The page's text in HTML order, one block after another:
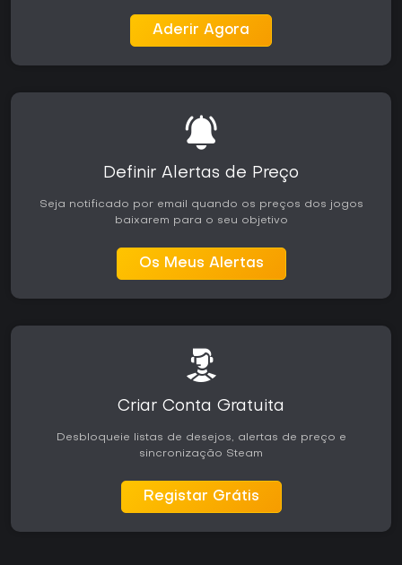
Aderir Agora
Definir Alertas de Preço
Seja notificado por email quando os preços dos jogos
baixarem para o seu objetivo
Os Meus Alertas
Criar Conta Gratuita
Desbloqueie listas de desejos, alertas de preço e
sincronização Steam
Registar Grátis